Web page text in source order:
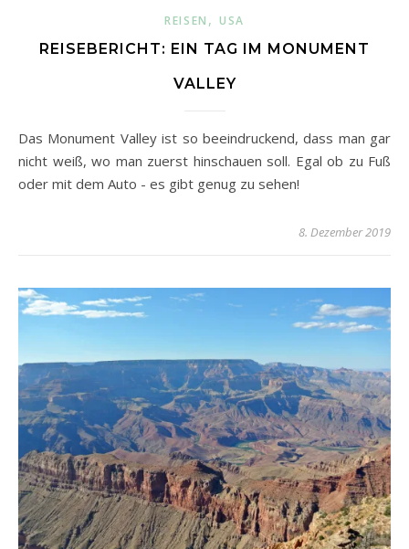
REISEN ,USA
REISEBERICHT: EIN TAG IM MONUMENT
VALLEY
Das Monument Valley ist so beeindruckend, dass man gar
nicht weiß, wo man zuerst hinschauen soll. Egal ob zu Fuß
oder mit dem Auto - es gibt genug zu sehen!
8. Dezember 2019